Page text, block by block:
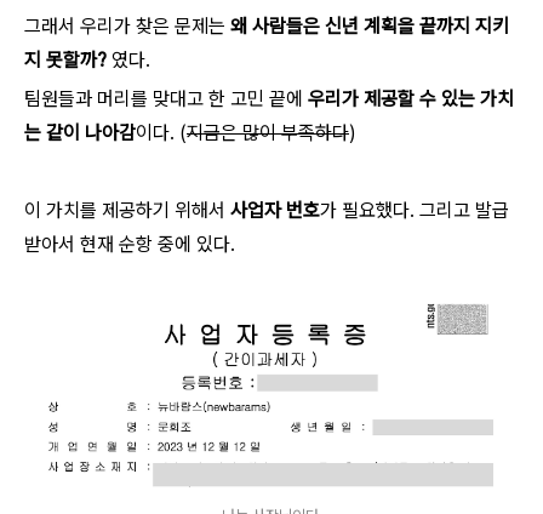
그래서 우리가 찾은 문제는 왜 사람들은 신년 계획을 끝까지 지키
지 못할까? 였다.
팀원들과 머리를 맞대고 한 고민 끝에 우리가 제공할 수 있는 가치
는 같이 나아감이다. (지금은 많이 부족하다)
이 가치를 제공하기 위해서 사업자 번호가 필요했다. 그리고 발급
받아서 현재 순항 중에 있다.